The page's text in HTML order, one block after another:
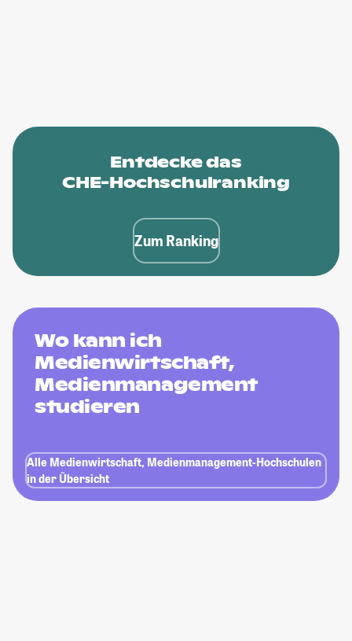
Entdecke das
CHE-Hochschulranking
Zum Ranking
Wo kann ich
Medienwirtschaft,
Medienmanagement
studieren
Alle Medienwirtschaft, Medienmanagement-Hochschulen
in der Übersicht